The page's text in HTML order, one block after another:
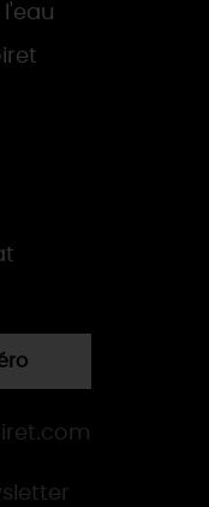
l'eau